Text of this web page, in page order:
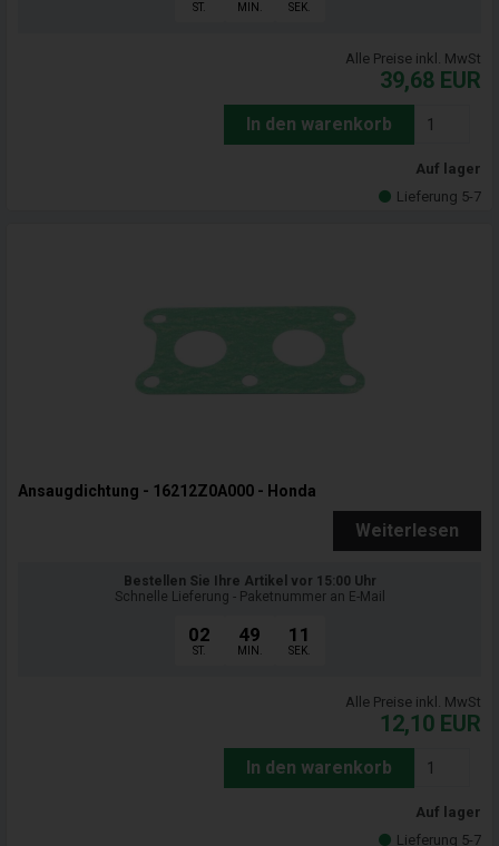
ST. MIN. SEK.
Alle Preise inkl. MwSt
39,68 EUR
In den warenkorb
Auf lager
Lieferung 5-7
Ansaugdichtung - 16212Z0A000 - Honda
Weiterlesen
Bestellen Sie Ihre Artikel vor 15:00 Uhr
Schnelle Lieferung - Paketnummer an E-Mail
02
ST.
49
MIN.
09
SEK.
Alle Preise inkl. MwSt
12,10 EUR
In den warenkorb
Auf lager
Lieferung 5-7